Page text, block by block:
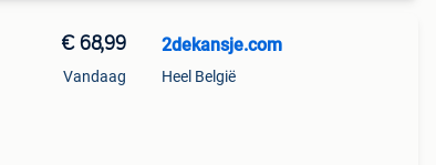
€ 68,99
Vandaag
2dekansje.com
Heel België